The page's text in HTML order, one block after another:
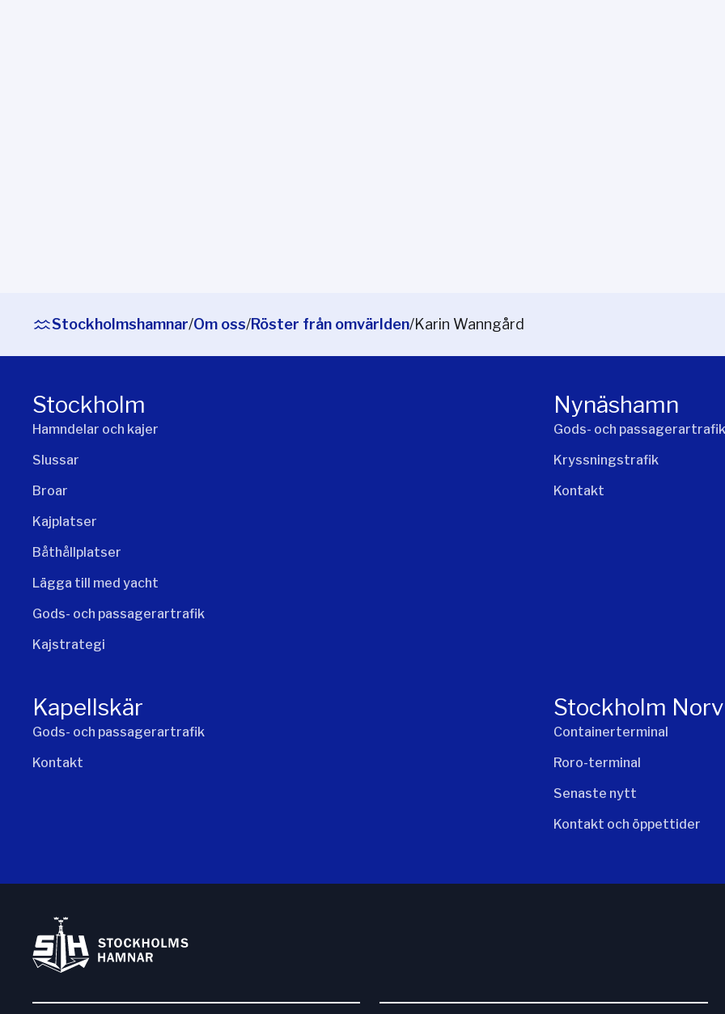
Stockholmshamnar/Om oss/Röster från omvärlden/Karin Wanngård
Stockholm
Hamndelar och kajer
Slussar
Broar
Kajplatser
Båthållplatser
Lägga till med yacht
Gods- och passagerartrafik
Kajstrategi
Nynäshamn
Gods- och passagerartrafik
Kryssningstrafik
Kontakt
Kapellskär
Gods- och passagerartrafik
Kontakt
Stockholm
Containerterminal
Roro-terminal
Senaste nytt
Kontakt och öppettider